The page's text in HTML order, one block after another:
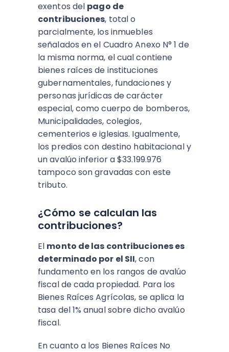
exentos del pago de
contribuciones, total o
parcialmente, los inmuebles
señalados en el Cuadro Anexo N° 1 de
la misma norma, el cual contiene
bienes raíces de instituciones
gubernamentales, fundaciones y
personas jurídicas de carácter
especial, como cuerpo de bomberos,
Municipalidades, colegios,
cementerios e iglesias. Igualmente,
los predios con destino habitacional y
un avalúo inferior a $33.199.976
tampoco son gravadas con este
tributo.
¿Cómo se calculan las
contribuciones?
El monto de las contribuciones es
determinado por el SII, con
fundamento en los rangos de avalúo
fiscal de cada propiedad. Para los
Bienes Raíces Agrícolas, se aplica la
tasa del 1% anual sobre dicho avalúo
fiscal.
En cuanto a los Bienes Raíces No